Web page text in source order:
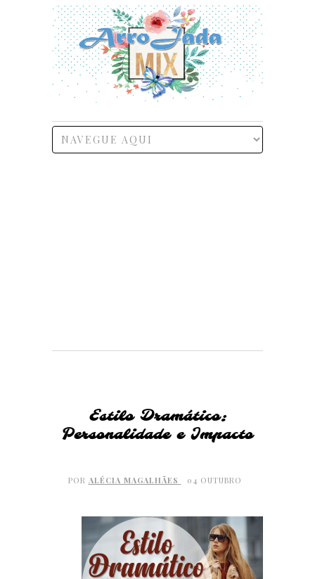
Estilo Dramático:
Personalidade e Impacto
POR ALÉCIA MAGALHÃES 04 OUTUBRO